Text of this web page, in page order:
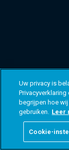
Uw privacy is
begrijpen hoe
gebruiken. Leer
Cookie-